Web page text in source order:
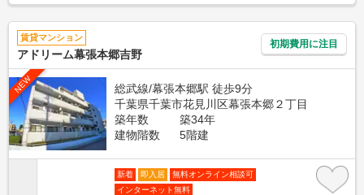
賃貸マンション
アドリーム幕張本郷吉野
初期費用に注目
NEW
総武線/幕張本郷駅 徒歩9分
千葉県千葉市花見川区幕張本郷２丁目
築年数
築34年
建物階数
5階建
新着 即入居
無料オンライン相談可
インターネット無料